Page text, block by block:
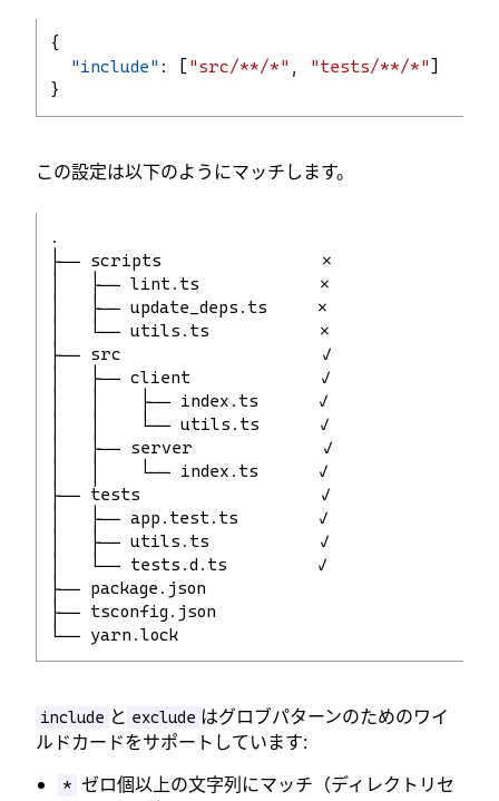
{
"include" : [ "src/**/*" , "tests/**/*" ]
}
この設定は以下のようにマッチします。
.
├── scripts                ⨯
│   ├── lint.ts            ⨯
│   ├── update_deps.ts     ⨯
│   └── utils.ts           ⨯
├── src                    ✓
│   ├── client             ✓
│   │    ├── index.ts      ✓
│   │    └── utils.ts      ✓
│   ├── server             ✓
│   │    └── index.ts      ✓
├── tests                  ✓
│   ├── app.test.ts        ✓
│   ├── utils.ts           ✓
│   └── tests.d.ts         ✓
├── package.json
├── tsconfig.json
└── yarn.lock
include と exclude はグロブパターンのためのワイ
ルドカードをサポートしています:
* ゼロ個以上の文字列にマッチ（ディレクトリセ